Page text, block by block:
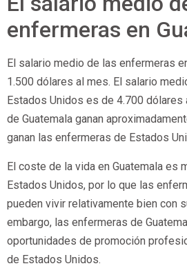
enfermeras en
El salario medio de las enfermeras
1.500 dólares al mes. El salario
Estados Unidos es de 4.700
de Guatemala ganan
ganan las enfermeras de Estados
El coste de la vida en Guatemala es
Estados Unidos, por lo que las
pueden vivir relativamente bien con
embargo, las enfermeras de
oportunidades de promoción
de Estados Unidos.